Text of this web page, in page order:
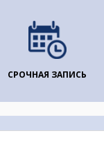
СРОЧНАЯ ЗАПИСЬ